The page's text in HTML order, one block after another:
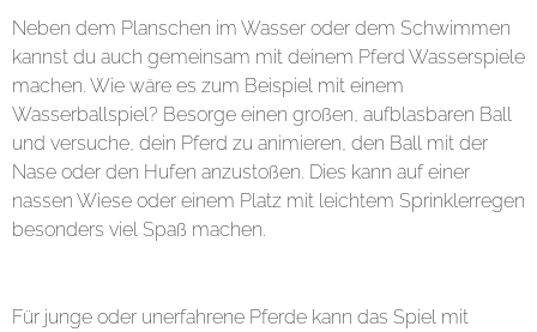
Neben dem Planschen im Wasser oder dem Schwimmen
kannst du auch gemeinsam mit deinem Pferd Wasserspiele
machen. Wie wäre es zum Beispiel mit einem
Wasserballspiel? Besorge einen großen, aufblasbaren Ball
und versuche, dein Pferd zu animieren, den Ball mit der
Nase oder den Hufen anzustoßen. Dies kann auf einer
nassen Wiese oder einem Platz mit leichtem Sprinklerregen
besonders viel Spaß machen.
Für junge oder unerfahrene Pferde kann das Spiel mit